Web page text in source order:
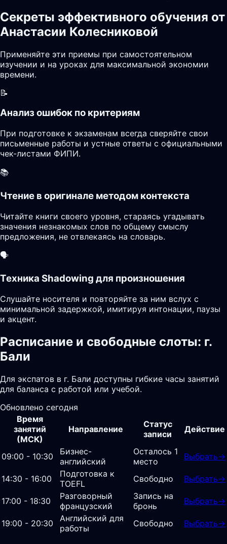
Секреты эффективного обучения от
Анастасии Колесниковой
Применяйте эти приемы при самостоятельном
изучении и на уроках для максимальной экономии
времени.
📝
Анализ ошибок по критериям
При подготовке к экзаменам всегда сверяйте свои
письменные работы и устные ответы с официальными
чек-листами ФИПИ.
📚
Чтение в оригинале методом контекста
Читайте книги своего уровня, стараясь угадывать
значения незнакомых слов по общему смыслу
предложения, не отвлекаясь на словарь.
🗣️
Техника Shadowing для произношения
Слушайте носителя и повторяйте за ним вслух с
минимальной задержкой, имитируя интонации, паузы
и акцент.
Расписание и свободные слоты: г.
Бали
Для экспатов в г. Бали доступны гибкие часы занятий
для баланса с работой или учебой.
Обновлено сегодня
Время
занятий
(МСК)
Направление
Статус
записи
Действие
09:00 - 10:30
Бизнес-
английский
Осталось 1
место
Выбрать→
14:30 - 16:00
Подготовка к
TOEFL
Свободно Выбрать→
17:00 - 18:30
Разговорный
французский
Запись на
бронь
Выбрать→
19:00 - 20:30
Английский для
работы
Свободно Выбрать→